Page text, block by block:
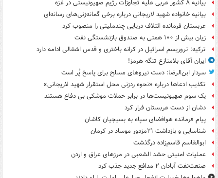
بیانیه ۸ کشور عربی علیه تجاوزات رژیم صهیونیستی در غزه
بیانیه خانواده شهید لاریجانی درباره برخی گمانه‌زنی‌های رسانه‌ای
عربستان فرمانده ائتلاف دریایی چندملیتی را منصوب کرد
زیان بیش از ۱۰۰ همتی به صندوق‌ بازنشستگی نفت
ترکیه: تروریسم اسرائیل در کرانه باختری و قدس اشغالی ادامه دارد
ایران آقای بلامنازع تنگه هرمز!
سردار ابن‌الرضا: دست نیروهای مسلح برای پاسخ پُر است
تکذیب ادعاها درباره «نحوه ردزنی محل استقرار شهید لاریجانی»
یک‌ سوم صهیونیست‌ها در برابر حملات موشکی بی دفاع هستند
دشان از دست عربستان فرار کرد
پیام فرمانده هوافضای سپاه به بسیجیان کاشان
شناسایی و بازداشت ۲۱مزدور موساد در کرمان
ابوالقاسم قاسم‌زاده درگذشت
عملیات امنیتی حشد الشعبی در مرزهای عراق و اردن
صنعت‌نفت آبادان ۲ مدافع جدید جذب کرد